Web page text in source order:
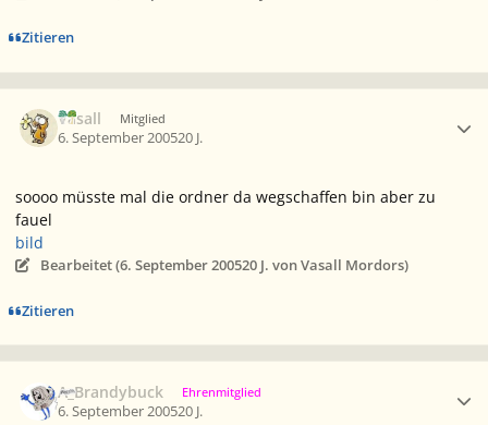
Zitieren
Vasall Mitglied
6. September 200520 J.
soooo müsste mal die ordner da wegschaffen bin aber zu
fauel
bild
Bearbeitet (6. September 200520 J. von Vasall Mordors)
Zitieren
A_Brandybuck Ehrenmitglied
6. September 200520 J.